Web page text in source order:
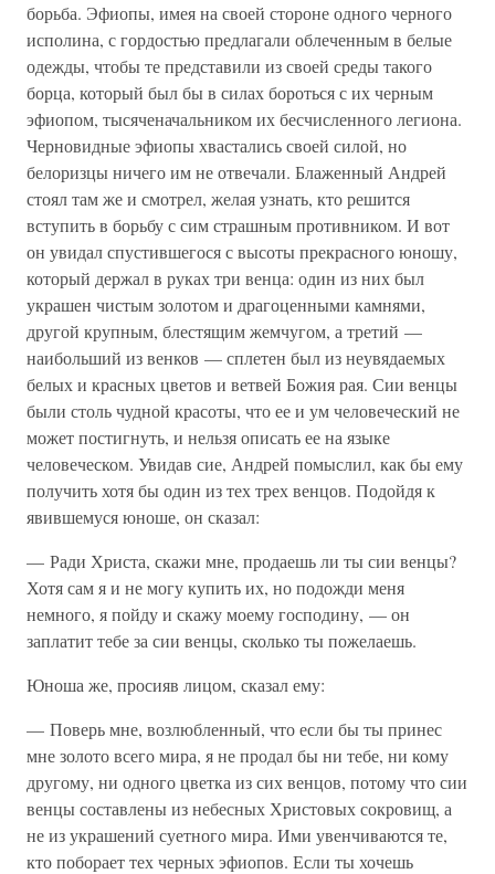
борьба. Эфиопы, имея на своей стороне одного черного
исполина, с гордостью предлагали облеченным в белые
одежды, чтобы те представили из своей среды такого
борца, который был бы в силах бороться с их черным
эфиопом, тысяченачальником их бесчисленного легиона.
Черновидные эфиопы хвастались своей силой, но
белоризцы ничего им не отвечали. Блаженный Андрей
стоял там же и смотрел, желая узнать, кто решится
вступить в борьбу с сим страшным противником. И вот
он увидал спустившегося с высоты прекрасного юношу,
который держал в руках три венца: один из них был
украшен чистым золотом и драгоценными камнями,
другой крупным, блестящим жемчугом, а третий —
наибольший из венков — сплетен был из неувядаемых
белых и красных цветов и ветвей Божия рая. Сии венцы
были столь чудной красоты, что ее и ум человеческий не
может постигнуть, и нельзя описать ее на языке
человеческом. Увидав сие, Андрей помыслил, как бы ему
получить хотя бы один из тех трех венцов. Подойдя к
явившемуся юноше, он сказал:
— Ради Христа, скажи мне, продаешь ли ты сии венцы?
Хотя сам я и не могу купить их, но подожди меня
немного, я пойду и скажу моему господину, — он
заплатит тебе за сии венцы, сколько ты пожелаешь.
Юноша же, просияв лицом, сказал ему:
— Поверь мне, возлюбленный, что если бы ты принес
мне золото всего мира, я не продал бы ни тебе, ни кому
другому, ни одного цветка из сих венцов, потому что сии
венцы составлены из небесных Христовых сокровищ, а
не из украшений суетного мира. Ими увенчиваются те,
кто поборает тех черных эфиопов. Если ты хочешь